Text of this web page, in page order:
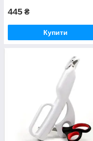
445 ₴
Купити